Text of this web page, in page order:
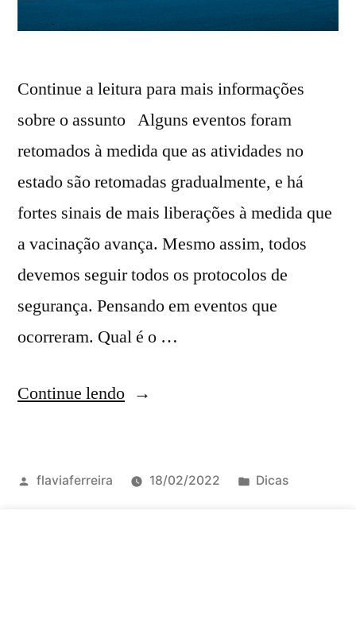
Continue a leitura para mais informações
sobre o assunto Alguns eventos foram
retomados à medida que as atividades no
estado são retomadas gradualmente, e há
fortes sinais de mais liberações à medida que
a vacinação avança. Mesmo assim, todos
devemos seguir todos os protocolos de
segurança. Pensando em eventos que
ocorreram. Qual é o …
Continue lendo
flaviaferreira 18/02/2022 Dicas